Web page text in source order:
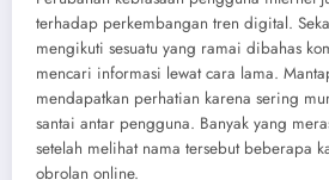
terhadap perkembangan tren digital.
mengikuti sesuatu yang ramai dibahas
mencari informasi lewat cara lama.
mendapatkan perhatian karena sering
santai antar pengguna. Banyak yang
setelah melihat nama tersebut beberapa
obrolan online.